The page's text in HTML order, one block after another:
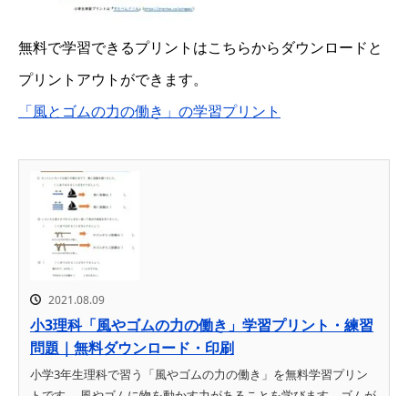
無料で学習できるプリントはこちらからダウンロードと
プリントアウトができます。
「風とゴムの力の働き」の学習プリント
2021.08.09
小3理科「風やゴムの力の働き」学習プリント・練習
問題｜無料ダウンロード・印刷
小学3年生理科で習う「風やゴムの力の働き」を無料学習プリン